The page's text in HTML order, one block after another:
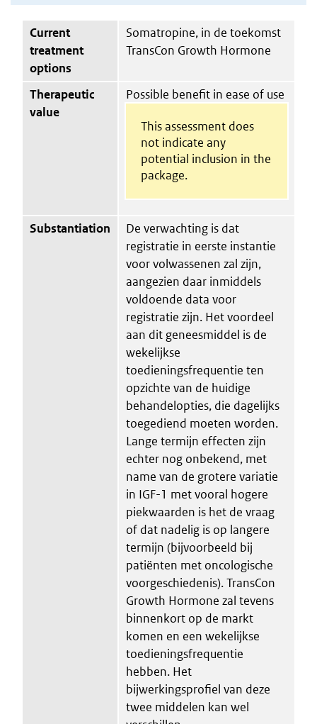
Current
treatment
options
Somatropine, in de toekomst
TransCon Growth Hormone
Therapeutic
value
Possible benefit in ease of use
This assessment does
not indicate any
potential inclusion in the
package.
Substantiation
De verwachting is dat
registratie in eerste instantie
voor volwassenen zal zijn,
aangezien daar inmiddels
voldoende data voor
registratie zijn. Het voordeel
aan dit geneesmiddel is de
wekelijkse
toedieningsfrequentie ten
opzichte van de huidige
behandelopties, die dagelijks
toegediend moeten worden.
Lange termijn effecten zijn
echter nog onbekend, met
name van de grotere variatie
in IGF-1 met vooral hogere
piekwaarden is het de vraag
of dat nadelig is op langere
termijn (bijvoorbeeld bij
patiënten met oncologische
voorgeschiedenis). TransCon
Growth Hormone zal tevens
binnenkort op de markt
komen en een wekelijkse
toedieningsfrequentie
hebben. Het
bijwerkingsprofiel van deze
twee middelen kan wel